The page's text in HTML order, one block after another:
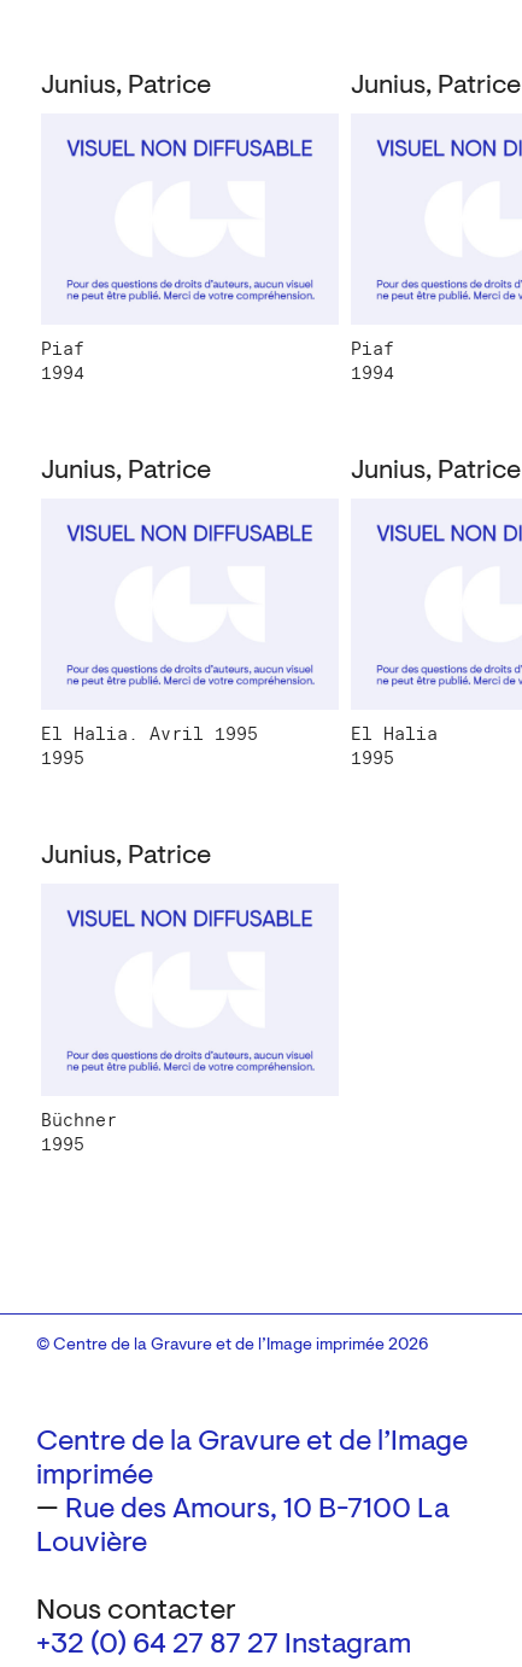
Junius, Patrice
Piaf
1994
Junius, Patrice
Piaf
1994
Junius, Patrice
El Halia. Avril 1995
1995
Junius, Patrice
El Halia
1995
Junius, Patrice
Büchner
1995
Centre de la Gravure et de l’Image
imprimée
— Rue des Amours, 10 B-7100 La
Louvière
Nous contacter
+32 (0) 64 27 87 27 Instagram
© Centre de la Gravure et de l’Image imprimée 2026